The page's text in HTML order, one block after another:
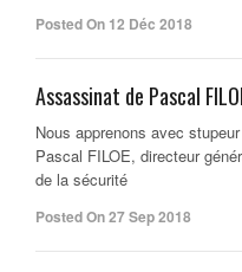
Posted On 12 Déc 2018
Assassinat de Pascal
Nous apprenons avec
Pascal FILOE, directeur
de la sécurité
Posted On 27 Sep 2018